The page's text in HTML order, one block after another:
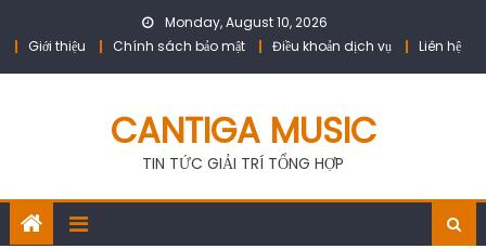
Monday, August 10, 2026
Giới thiệu
Chính sách bảo mật Điều khoản dịch vụ Liên hệ
CANTIGA MUSIC
TIN TỨC GIẢI TRÍ TỔNG HỢP